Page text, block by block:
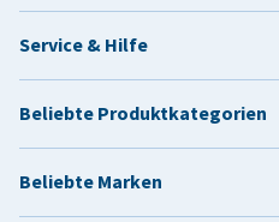
Service & Hilfe
Beliebte Produktkategorien
Beliebte Marken